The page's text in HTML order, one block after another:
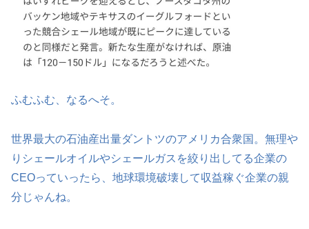
ふむふむ、なるへそ。
世界最大の石油産出量ダントツのアメリカ合衆国。無理や
りシェールオイルやシェールガスを絞り出してる企業の
CEOっていったら、地球環境破壊して収益稼ぐ企業の親
分じゃんね。